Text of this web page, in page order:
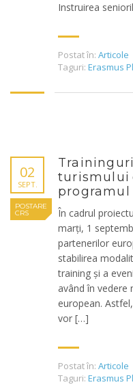
Instruirea
Postat în: Articole
Taguri: Erasmus
02
SEPT.
POSTARE
CRS
turismului
programul
În cadrul
marți, 1
partenerilor
stabilirea
training și a
având în
european.
vor […]
Postat în: Articole
Taguri: Erasmus